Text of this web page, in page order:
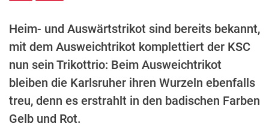
Heim- und Auswärtstrikot sind bereits bekannt,
mit dem Ausweichtrikot komplettiert der KSC
nun sein Trikottrio: Beim Ausweichtrikot
bleiben die Karlsruher ihren Wurzeln ebenfalls
treu, denn es erstrahlt in den badischen Farben
Gelb und Rot.